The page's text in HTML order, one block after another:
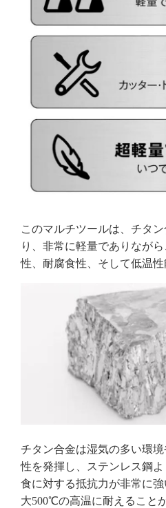
このマルチツールは、チタ
り、非常に軽量でありなが
性、耐腐食性、そして低温性
チタン合金は湿気の多い環
性を発揮し、ステンレス鋼
食に対する抵抗力が非常に
大500℃の高温に耐えること